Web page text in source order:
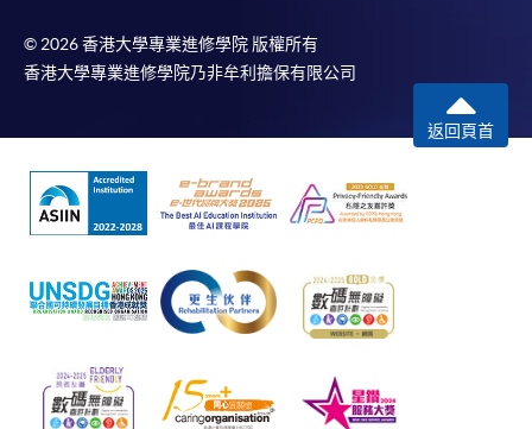
[ 下載報名表SF26]
申請學歷頒授及專業課程可能需要其他資料，報名
表可向報名中心或有關課程負責人索取。填妥申請
往報名中心或以郵遞方式遞交。
報讀同一學歷頒授課程內其他單元
​學院為學歷頒授課程特設「註冊及學費通知」，適
用於一般學歷頒授課程。
© 2026 香港大學專業進修學院 版權所有
香港大學專業進修學院乃非牟利擔保有限公司
返回頁首